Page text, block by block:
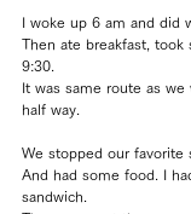
I woke up 6 am and did
Then ate breakfast, took
9:30.
It was same route as
half way.
We stopped our favorite
And had some food. I
sandwich.